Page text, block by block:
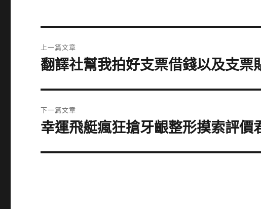
章
上一篇文章
上
篇
文
章:
翻譯社幫我拍好支票借錢以及支票
下一篇文章
下
篇
幸運飛艇瘋狂搶牙齦整形摸索評